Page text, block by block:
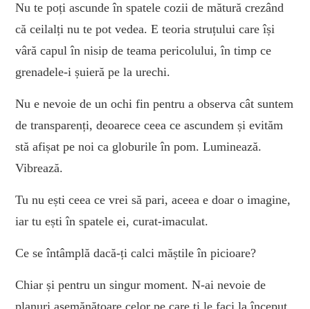
Nu te poți ascunde în spatele cozii de mătură crezând
că ceilalți nu te pot vedea. E teoria struțului care își
vâră capul în nisip de teama pericolului, în timp ce
grenadele-i șuieră pe la urechi.
Nu e nevoie de un ochi fin pentru a observa cât suntem
de transparenți, deoarece ceea ce ascundem și evităm
stă afișat pe noi ca globurile în pom. Luminează.
Vibrează.
Tu nu ești ceea ce vrei să pari, aceea e doar o imagine,
iar tu ești în spatele ei, curat-imaculat.
Ce se întâmplă dacă-ți calci măștile în picioare?
Chiar și pentru un singur moment. N-ai nevoie de